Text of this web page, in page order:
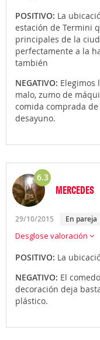
POSITIVO: La
estación de Termini
principales de la
perfectamente a la
también
NEGATIVO: Elegimos
malo, zumo de
comida comprada
desayuno.
6.3
MERCEDES
29/10/2015 En pareja
Desglose valoración
POSITIVO: La
NEGATIVO: El
decoración deja
plástico.